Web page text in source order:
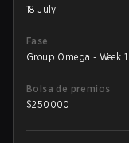
18 July
Fase
Group Omega - Week 1
Bolsa de premios
$250000